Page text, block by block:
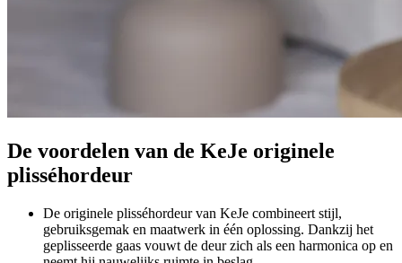
De voordelen van de KeJe originele
plisséhordeur
De originele plisséhordeur van KeJe combineert stijl,
gebruiksgemak en maatwerk in één oplossing. Dankzij het
geplisseerde gaas vouwt de deur zich als een harmonica op en